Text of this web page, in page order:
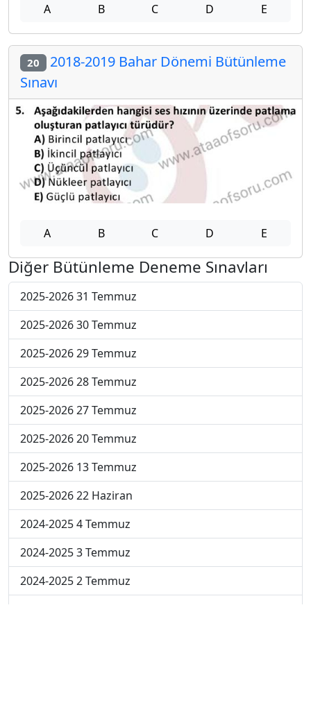
A B C D E
20 2018-2019 Bahar Dönemi Bütünleme
Sınavı
A B C D E
Diğer Bütünleme Deneme Sınavları
2025-2026 31 Temmuz
2025-2026 30 Temmuz
2025-2026 29 Temmuz
2025-2026 28 Temmuz
2025-2026 27 Temmuz
2025-2026 20 Temmuz
2025-2026 13 Temmuz
2025-2026 22 Haziran
2024-2025 4 Temmuz
2024-2025 3 Temmuz
2024-2025 2 Temmuz